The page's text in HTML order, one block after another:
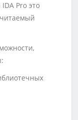
Pro это